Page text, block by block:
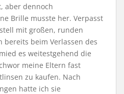
aber dennoch
Brille musste her. Verpasst
mit großen, runden
bereits beim Verlassen des
es weitestgehend die
meine Eltern fast
zu kaufen. Nach
hatte ich sie